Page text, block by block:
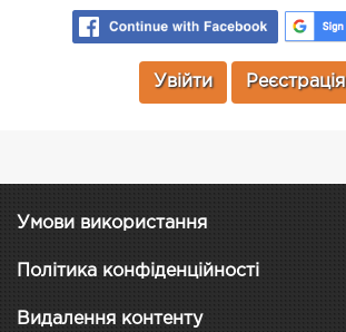
Увійти Реєстрація
Умови використання
Політика конфіденційності
Видалення контенту